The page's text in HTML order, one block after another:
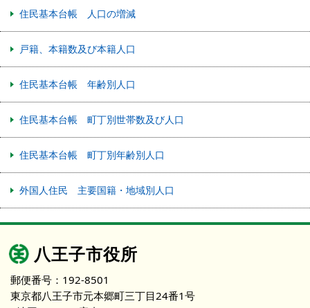
住民基本台帳 人口の増減
戸籍、本籍数及び本籍人口
住民基本台帳 年齢別人口
住民基本台帳 町丁別世帯数及び人口
住民基本台帳 町丁別年齢別人口
外国人住民 主要国籍・地域別人口
八王子市役所
郵便番号：192-8501
東京都八王子市元本郷町三丁目24番1号